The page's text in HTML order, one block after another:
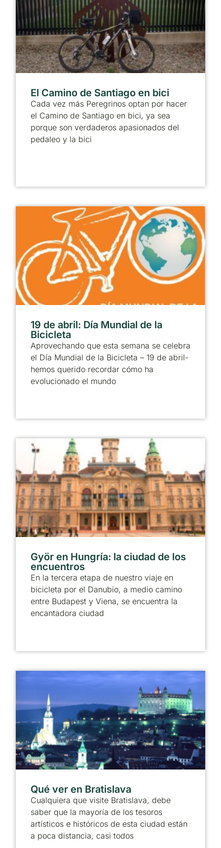
El Camino de Santiago en bici
Cada vez más Peregrinos optan por hacer
el Camino de Santiago en bici, ya sea
porque son verdaderos apasionados del
pedaleo y la bici
19 de abril: Día Mundial de la
Bicicleta
Aprovechando que esta semana se celebra
el Día Mundial de la Bicicleta – 19 de abril-
hemos querido recordar cómo ha
evolucionado el mundo
Györ en Hungría: la ciudad de los
encuentros
En la tercera etapa de nuestro viaje en
bicicleta por el Danubio, a medio camino
entre Budapest y Viena, se encuentra la
encantadora ciudad
Qué ver en Bratislava
Cualquiera que visite Bratislava, debe
saber que la mayoría de los tesoros
artísticos e históricos de esta ciudad están
a poca distancia, casi todos